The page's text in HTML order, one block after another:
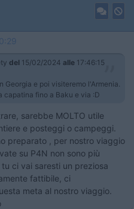
del 15/02/2024 alle 17:46:15
Georgia e poi visiteremo l'Armenia.
capatina fino a Baku e via :D
sarebbe MOLTO utile
e posteggi o campeggi.
preparato , per nostro viaggio
su P4N non sono più
ci vai saresti un preziosa
fattibile, ci
meta al nostro viaggio.